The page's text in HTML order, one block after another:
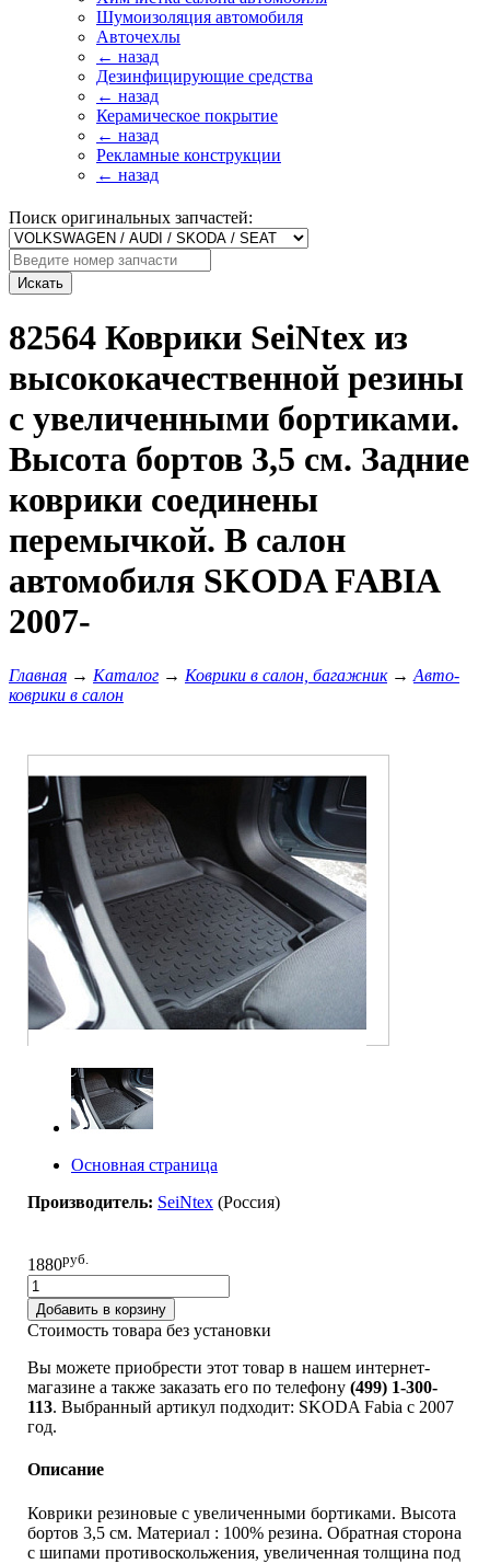
Шумоизоляция автомобиля
Авточехлы
← назад
Дезинфицирующие средства
← назад
Керамическое покрытие
← назад
Рекламные конструкции
← назад
Поиск оригинальных запчастей:
Искать
82564 Коврики SeiNtex из
высококачественной резины
с увеличенными бортиками.
Высота бортов 3,5 см. Задние
коврики соединены
перемычкой. В салон
автомобиля SKODA FABIA
2007-
Главная → Каталог → Коврики в салон, багажник → Авто-
коврики в салон
Основная страница
Производитель: SeiNtex (Pоссия)
1880руб.
Добавить в корзину
Стоимость товара без установки
Вы можете приобрести этот товар в нашем интернет-
магазине а также заказать его по телефону (499) 1-300-
113. Выбранный артикул подходит: SKODA Fabia c 2007
год.
Описание
Коврики резиновые с увеличенными бортиками. Высота
бортов 3,5 см. Материал : 100% резина. Обратная сторона
с шипами противоскольжения, увеличенная толщина под